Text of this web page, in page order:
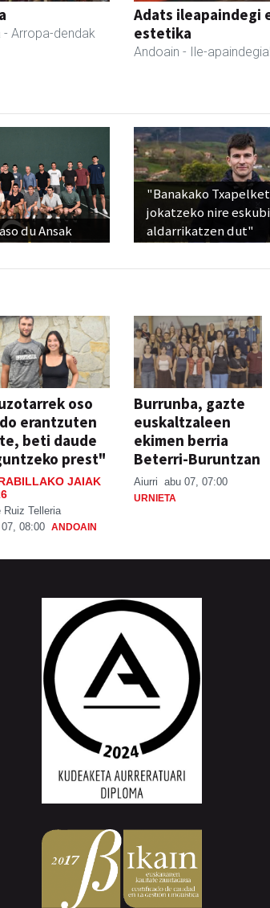
- Arropa-dendak
Adats ileapaindegi
estetika
Andoain - Ile-
du Ansak
"Banakako
jokatzeko nire
aldarrikatzen dut"
oso
erantzuten
beti daude
prest"
JAIAK
Ruiz Telleria
08:00 ANDOAIN
Burrunba, gazte
euskaltzaleen
ekimen berria
Beterri-Buruntzan
Aiurri abu 07, 07:00
URNIETA